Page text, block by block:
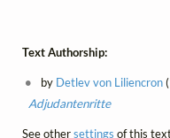
Text Authorship:
by Detlev von Liliencron
Adjudantenritte
See othersettings of this